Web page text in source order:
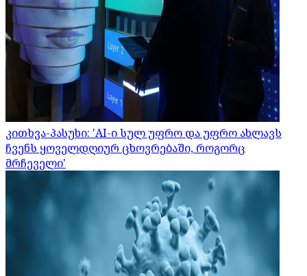
კითხვა-პასუხი: 'AI-ი სულ უფრო და უფრო ახლავს
ჩვენს ყოველდღიურ ცხოვრებაში, როგორც
მრჩეველი'